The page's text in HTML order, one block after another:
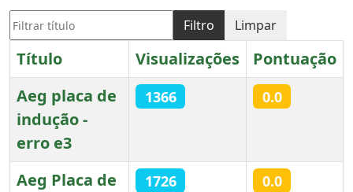
Filtrar título
Filtro Limpar
Título Visualizações
Pontuação
Aeg placa de
indução -
erro e3
1366 0.0
Aeg Placa de
1726 0.0